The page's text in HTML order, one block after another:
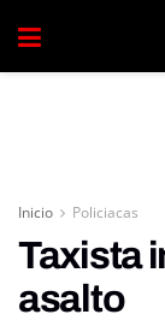
Inicio Policiacas
Taxista
asalto